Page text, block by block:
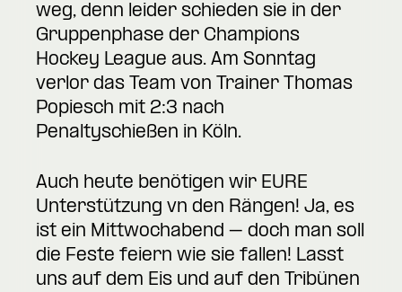
weg, denn leider schieden sie in der
Gruppenphase der Champions
Hockey League aus. Am Sonntag
verlor das Team von Trainer Thomas
Popiesch mit 2:3 nach
Penaltyschießen in Köln.
Auch heute benötigen wir EURE
Unterstützung vn den Rängen! Ja, es
ist ein Mittwochabend – doch man soll
die Feste feiern wie sie fallen! Lasst
uns auf dem Eis und auf den Tribünen